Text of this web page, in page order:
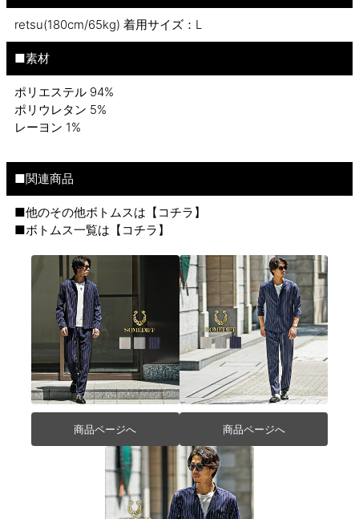
retsu(180cm/65kg) 着用サイズ：L
■素材
ポリエステル 94%
ポリウレタン 5%
レーヨン 1%
■関連商品
■他のその他ボトムスは【 コチラ 】
■ボトムス一覧は【 コチラ 】
商品ページへ 商品ページへ